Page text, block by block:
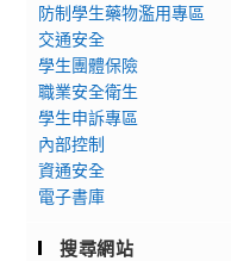
防制學生藥物濫用專區
交通安全
學生團體保險
職業安全衛生
學生申訴專區
內部控制
資通安全
電子書庫
搜尋網站